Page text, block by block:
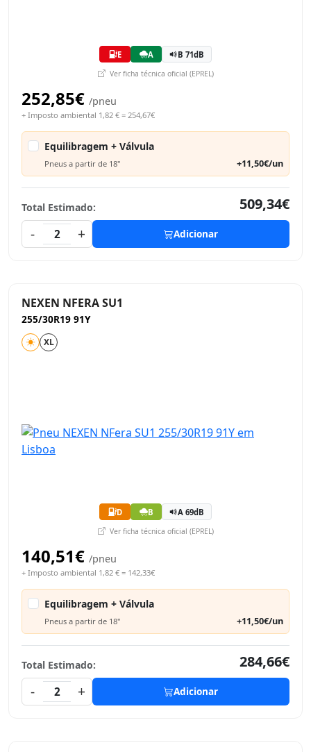
E A B 71dB
Ver ficha técnica oficial (EPREL)
252,85€ /pneu
+ Imposto ambiental 1,82 € = 254,67€
Equilibragem + Válvula
Pneus a partir de 18" +11,50€/un
Total Estimado:
509,34€
-
2 + Adicionar
NEXEN NFERA SU1
255/30R19 91Y
XL
D B A 69dB
Ver ficha técnica oficial (EPREL)
140,51€ /pneu
+ Imposto ambiental 1,82 € = 142,33€
Equilibragem + Válvula
Pneus a partir de 18" +11,50€/un
Total Estimado:
284,66€
-
2 + Adicionar